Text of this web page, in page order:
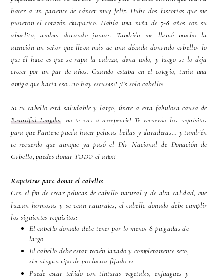
hacer a un paciente de cáncer muy feliz. Hubo dos historias que me
pusieron el corazón chiquitico. Había una niña de 7-8 años con su
abuelita, ambas donando juntas. También me llamó mucho la
atención un señor que lleva más de una década donando cabello- lo
que él hace es que se rapa la cabeza, dona todo, y luego se lo deja
crecer por un par de años. Cuando estaba en el colegio, tenía una
amiga que hacia eso…no hay escusas!! ¡Es solo cabello!
Si tu cabello está saludable y largo, únete a esta fabulosa causa de
Beautiful Lengths…no te vas a arrepentir! Te recuerdo los requisitos
para que Pantene pueda hacer pelucas bellas y duraderas… y también
te recuerdo que aunque ya pasó el Día Nacional de Donación de
Cabello, puedes donar TODO el año!!
Requisitos para donar el cabello:
Con el fin de crear pelucas de cabello natural y de alta calidad, que
luzcan hermosas y se vean naturales, el cabello donado debe cumplir
los siguientes requisitos:
El cabello donado debe tener por lo menos 8 pulgadas de
largo
El cabello debe estar recién lavado y completamente seco,
sin ningún tipo de productos fijadores
Puede estar teñido con tinturas vegetales, enjuagues y